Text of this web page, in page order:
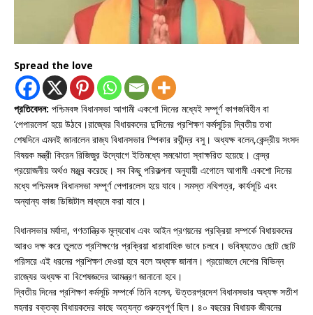
Spread the love
প্রতিবেদন: পশ্চিমবঙ্গ বিধানসভা আগামী একশো দিনের মধ্যেই সম্পূর্ণ কাগজবিহীন বা
‘পেপারলেস’ হয়ে উঠবে।রাজ্যের বিধায়কদের দু’দিনের প্রশিক্ষণ কর্মসূচির দ্বিতীয় তথা
শেষদিনে এমনই জানালেন রাজ্য বিধানসভার স্পিকার রথীন্দ্র বসু। অধ্যক্ষ বলেন,কেন্দ্রীয় সংসদ
বিষয়ক মন্ত্রী কিরেন রিজিজুর উদ্যোগে ইতিমধ্যে সমঝোতা স্বাক্ষরিত হয়েছে। কেন্দ্র
প্রয়োজনীয় অর্থও মঞ্জুর করেছে। সব কিছু পরিকল্পনা অনুযায়ী এগোলে আগামী একশো দিনের
মধ্যে পশ্চিমবঙ্গ বিধানসভা সম্পূর্ণ পেপারলেস হয়ে যাবে। সমস্ত নথিপত্র, কার্যসূচি এবং
অন্যান্য কাজ ডিজিটাল মাধ্যমে করা যাবে।
বিধানসভার মর্যাদা, গণতান্ত্রিক মূল্যবোধ এবং আইন প্রণয়নের প্রক্রিয়া সম্পর্কে বিধায়কদের
আরও দক্ষ করে তুলতে প্রশিক্ষণের প্রক্রিয়া ধারাবাহিক ভাবে চলবে। ভবিষ্যতেও ছোট ছোট
পরিসরে এই ধরনের প্রশিক্ষণ দেওয়া হবে বলে অধ্যক্ষ জানান। প্রয়োজনে দেশের বিভিন্ন
রাজ্যের অধ্যক্ষ বা বিশেষজ্ঞদের আমন্ত্রণ জানানো হবে।
দ্বিতীয় দিনের প্রশিক্ষণ কর্মসূচি সম্পর্কে তিনি বলেন, উত্তরপ্রদেশ বিধানসভার অধ্যক্ষ সতীশ
মহনার বক্তব্য বিধায়কদের কাছে অত্যন্ত গুরুত্বপূর্ণ ছিল। ৪০ বছরের বিধায়ক জীবনের